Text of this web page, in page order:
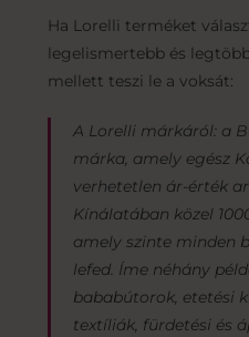
Ha Lorelli terméket
legelismertebb és
mellett teszi le a voksát:
A Lorelli márkáról: a
márka, amely egész
verhetetlen ár-érték
Kínálatában közel
amely szinte minden
lefed. Íme néhány
bababútorok, etetési
textíliák, fürdetési és